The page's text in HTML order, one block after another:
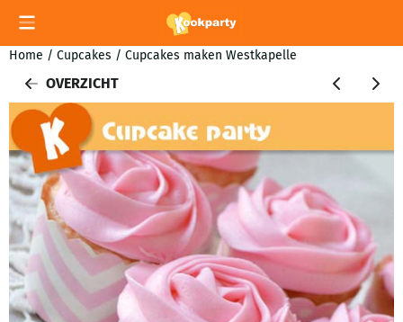
Cookievoorkeuren zijn momenteel gesloten.
Home / Cupcakes / Cupcakes maken Westkapelle
OVERZICHT